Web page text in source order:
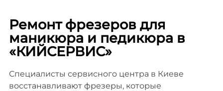
Ремонт фрезеров для
маникюра и педикюра в
«КИЙСЕРВИС»
Специалисты сервисного центра в Киеве
восстанавливают фрезеры, которые